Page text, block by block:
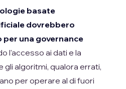
basate
dovrebbero
una governance
l'accesso ai dati e la
algoritmi, qualora errati,
per operare al di fuori